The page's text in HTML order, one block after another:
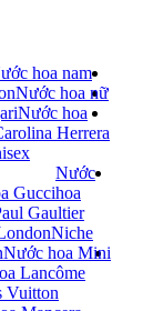
Herrera
Gucci
Gaultier
Lancôme
Vuitton
hoa nam
Nước hoa nữ
Nước hoa
Nước
hoa
Niche
Nước hoa Mini